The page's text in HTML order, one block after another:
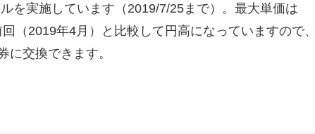
を実施しています（2019/7/25まで）。最大単価は
（2019年4月）と比較して円高になっていますので、
に交換できます。